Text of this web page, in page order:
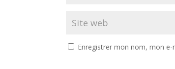
Enregistrer mon nom, mon